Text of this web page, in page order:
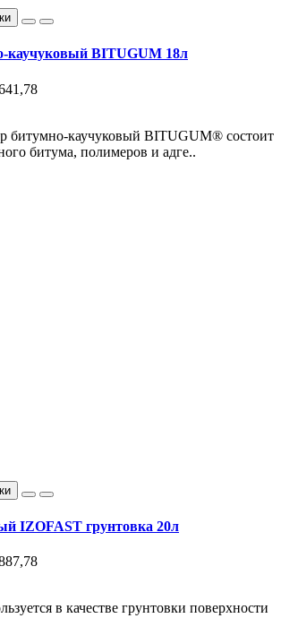
каучуковый BITUGUM 18л
битумно-каучуковый BITUGUM® состоит
битума, полимеров и адге..
IZOFAST грунтовка 20л
в качестве грунтовки поверхности